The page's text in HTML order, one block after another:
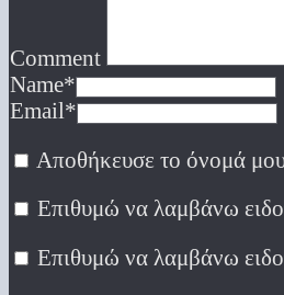
Comment
Name*
Email*
Αποθήκευσε το όνομά
Επιθυμώ να λαμβάνω
Επιθυμώ να λαμβάνω